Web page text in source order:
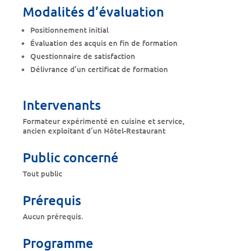
Modalités d’évaluation
Positionnement initial
Évaluation des acquis en fin de formation
Questionnaire de satisfaction
Délivrance d’un certificat de formation
Intervenants
Formateur expérimenté en cuisine et service,
ancien exploitant d’un Hôtel-Restaurant
Public concerné
Tout public
Prérequis
Aucun prérequis.
Programme